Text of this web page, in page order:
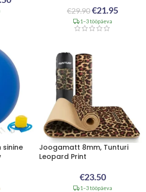
€29.90€21.95
1–3 tööpäeva
sinine
Joogamatt 8mm, Tunturi
Leopard Print
€23.50
1–3 tööpäeva